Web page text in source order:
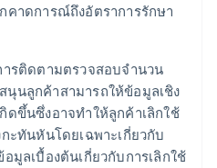
คาดการณ์ถึงอัตราการรักษา
ารติดตามตรวจสอบจํานวน
นลูกค้าสามารถให้ข้อมูลเชิง
ดขึ้นซึ่งอาจทําให้ลูกค้าเลิกใช้
ะทันหันโดยเฉพาะเกี่ยวกับ
มูลเบื้องต้นเกี่ยวกับการเลิกใช้